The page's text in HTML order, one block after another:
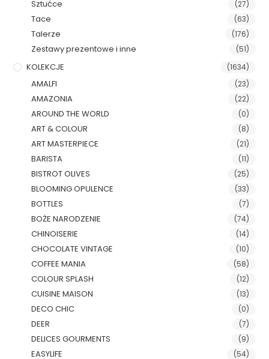
Sztućce (27)
Tace (63)
Talerze (176)
Zestawy prezentowe i inne (51)
KOLEKCJE (1634)
AMALFI (23)
AMAZONIA (22)
AROUND THE WORLD (0)
ART & COLOUR (8)
ART MASTERPIECE (21)
BARISTA (11)
BISTROT OLIVES (25)
BLOOMING OPULENCE (33)
BOTTLES (7)
BOŻE NARODZENIE (74)
CHINOISERIE (14)
CHOCOLATE VINTAGE (10)
COFFEE MANIA (58)
COLOUR SPLASH (12)
CUISINE MAISON (13)
DECO CHIC (0)
DEER (7)
DELICES GOURMENTS (9)
EASYLIFE (54)